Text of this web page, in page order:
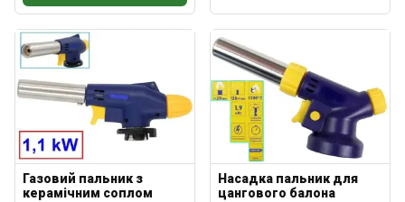
Газовий пальник з
керамічним соплом
Насадка пальник для
цангового балона